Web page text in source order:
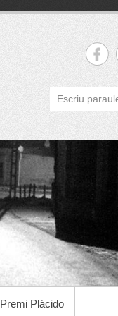
Premi Plácido